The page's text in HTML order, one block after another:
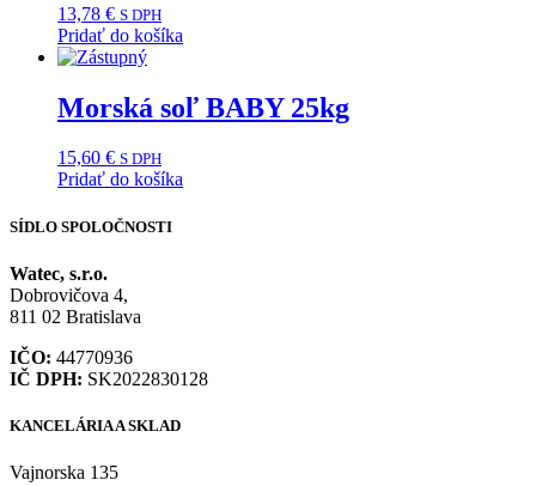
13,78 € S DPH
Pridať do košíka
Morská soľ BABY 25kg
15,60 € S DPH
Pridať do košíka
SÍDLO SPOLOČNOSTI
Watec, s.r.o.
Dobrovičova 4,
811 02 Bratislava
IČO: 44770936
IČ DPH: SK2022830128
KANCELÁRIA A SKLAD
Vajnorska 135